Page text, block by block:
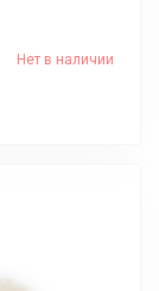
Нет в наличии